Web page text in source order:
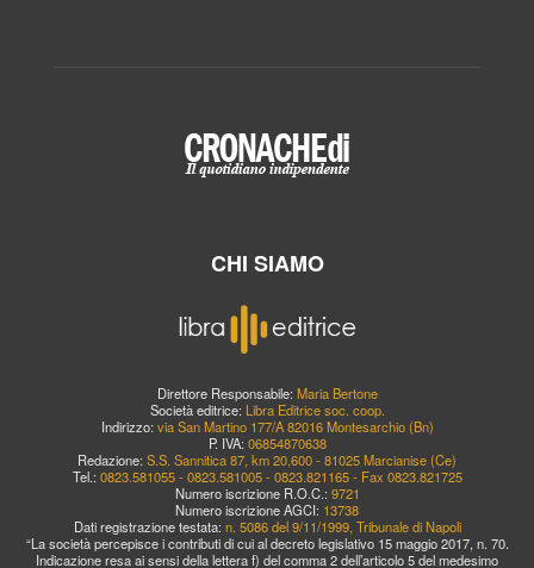
CHI SIAMO
Direttore Responsabile: Maria Bertone
Società editrice: Libra Editrice soc. coop.
Indirizzo: via San Martino 177/A 82016 Montesarchio (Bn)
P. IVA: 06854870638
Redazione: S.S. Sannitica 87, km 20,600 - 81025 Marcianise (Ce)
Tel.: 0823.581055 - 0823.581005 - 0823.821165 - Fax 0823.821725
Numero iscrizione R.O.C.: 9721
Numero iscrizione AGCI: 13738
Dati registrazione testata: n. 5086 del 9/11/1999, Tribunale di Napoli
“La società percepisce i contributi di cui al decreto legislativo 15 maggio 2017, n. 70.
Indicazione resa ai sensi della lettera f) del comma 2 dell’articolo 5 del medesimo